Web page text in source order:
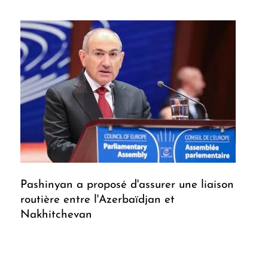
Pashinyan a proposé d'assurer une liaison
routière entre l'Azerbaïdjan et
Nakhitchevan